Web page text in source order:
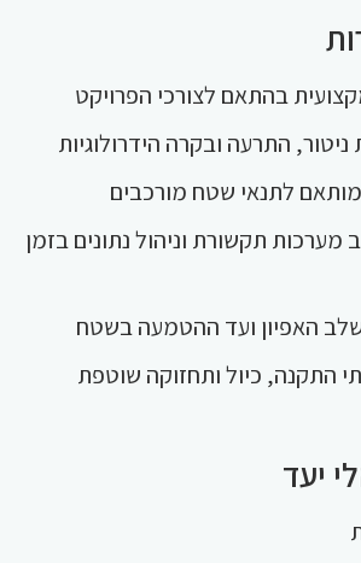
בהתאם לצורכי הפרויקט
התרעה ובקרה הידרולוגיות
לתנאי שטח מורכבים
מערכות תקשורת וניהול נתונים בזמן
האפיון ועד ההטמעה בשטח
התקנה, כיול ותחזוקה שוטפת
יעד